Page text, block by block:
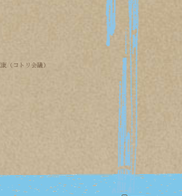
（コトリ会議）